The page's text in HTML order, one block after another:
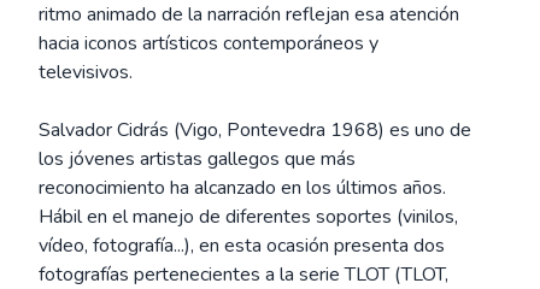
ritmo animado de la narración reflejan esa atención
hacia iconos artísticos contemporáneos y
televisivos.
Salvador Cidrás (Vigo, Pontevedra 1968) es uno de
los jóvenes artistas gallegos que más
reconocimiento ha alcanzado en los últimos años.
Hábil en el manejo de diferentes soportes (vinilos,
vídeo, fotografía...), en esta ocasión presenta dos
fotografías pertenecientes a la serie TLOT (TLOT,